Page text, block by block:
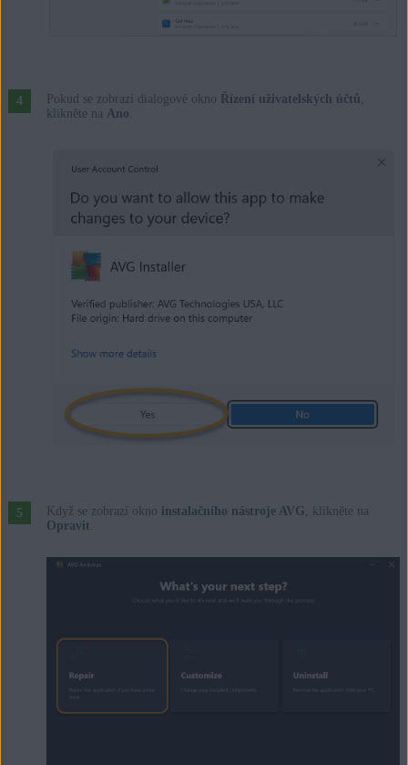
Pokud se zobrazí dialogové okno Řízení uživatelských účtů,
klikněte na Ano.
Když se zobrazí okno instalačního nástroje AVG , klikněte na
Opravit